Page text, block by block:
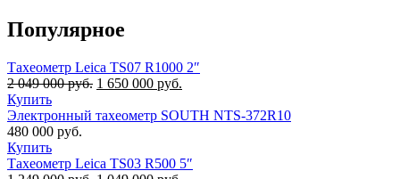
Популярное
Тахеометр Leica TS07 R1000 2″
2 049 000руб. Первоначальная
составляла
000 руб..
1 650 000 руб.
1
Купить
Электронный тахеометр SOUTH NTS-372R10
480 000 руб.
Купить
Тахеометр Leica TS03 R500 5″